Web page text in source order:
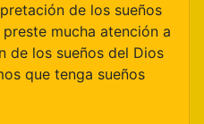
de los sueños
mucha atención a
de los sueños del Dios
que tenga sueños